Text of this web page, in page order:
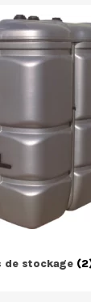
de stockage